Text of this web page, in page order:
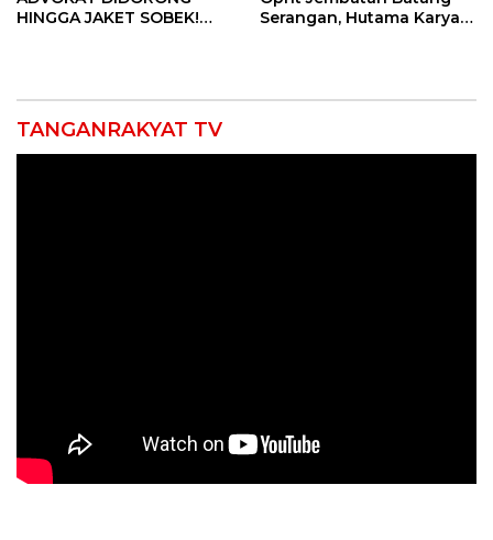
HINGGA JAKET SOBEK!
Serangan, Hutama Karya
TANGANRAKYAT TV